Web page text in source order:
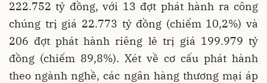
222.752 tỷ đồng, với 13 đợt phát hành ra công
chúng trị giá 22.773 tỷ đồng (chiếm 10,2%) và
206 đợt phát hành riêng lẻ trị giá 199.979 tỷ
đồng (chiếm 89,8%). Xét về cơ cấu phát hành
theo ngành nghề, các ngân hàng thương mại áp